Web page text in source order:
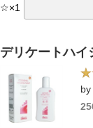
☆×1
デリケートハイ